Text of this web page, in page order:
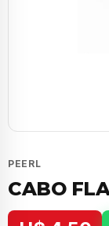
PEERL
CABO